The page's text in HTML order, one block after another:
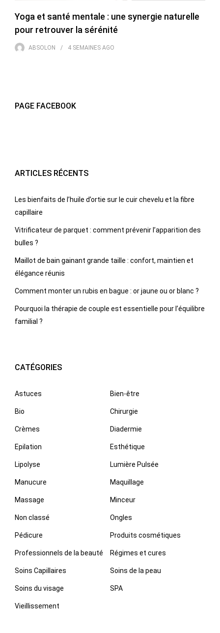
Yoga et santé mentale : une synergie naturelle
pour retrouver la sérénité
ABSOLON 4 SEMAINES AGO
PAGE FACEBOOK
ARTICLES RÉCENTS
Les bienfaits de l’huile d’ortie sur le cuir chevelu et la fibre
capillaire
Vitrificateur de parquet : comment prévenir l’apparition des
bulles ?
Maillot de bain gainant grande taille : confort, maintien et
élégance réunis
Comment monter un rubis en bague : or jaune ou or blanc ?
Pourquoi la thérapie de couple est essentielle pour l’équilibre
familial ?
CATÉGORIES
Astuces Bien-être
Bio Chirurgie
Crèmes Diadermie
Epilation Esthétique
Lipolyse Lumière Pulsée
Manucure Maquillage
Massage Minceur
Non classé Ongles
Pédicure Produits cosmétiques
Professionnels de la beauté Régimes et cures
Soins Capillaires Soins de la peau
Soins du visage SPA
Vieillissement